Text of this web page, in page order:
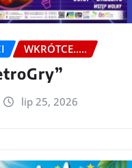
WKRÓTCE.....
lip 25, 2026